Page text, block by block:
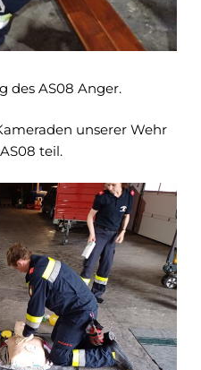
des AS08 Anger.
unserer Wehr
teil.